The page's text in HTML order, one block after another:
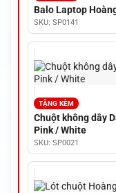
Balo Laptop
SKU: SP0141
TẶNG KÈM
Chuột không dây
Pink / White
SKU: SP0021